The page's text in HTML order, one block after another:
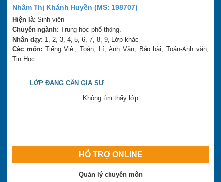
Nhâm Thị Khánh Huyền (MS: 198707)
Hiện là: Sinh viên
Chuyên ngành: Trung học phổ thông.
Nhân dạy: 1, 2, 3, 4, 5, 6, 7, 8, 9, Lớp khác
Các môn: Tiếng Việt, Toán, Lí, Anh Văn, Báo bài, Toán-Anh văn,
Tin Học
LỚP ĐANG CẦN GIA SƯ
Không tìm thấy lớp
HỖ TRỢ ONLINE
Quản lý chuyên môn